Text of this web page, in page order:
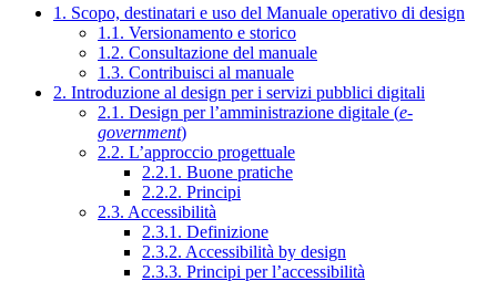
1. Scopo, destinatari e uso del Manuale operativo di design
1.1. Versionamento e storico
1.2. Consultazione del manuale
1.3. Contribuisci al manuale
2. Introduzione al design per i servizi pubblici digitali
2.1. Design per l’amministrazione digitale (e-
government)
2.2. L’approccio progettuale
2.2.1. Buone pratiche
2.2.2. Principi
2.3. Accessibilità
2.3.1. Definizione
2.3.2. Accessibilità by design
2.3.3. Principi per l’accessibilità